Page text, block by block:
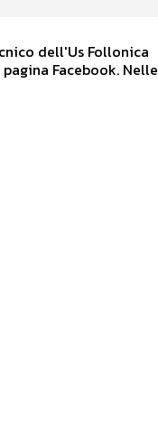
dell'Us Follonica
Facebook. Nelle